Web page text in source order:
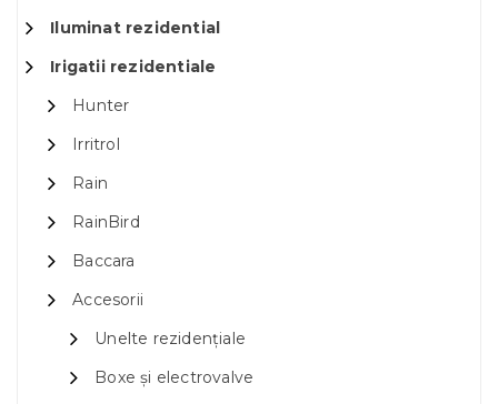
Iluminat rezidential
Irigatii rezidentiale
Hunter
Irritrol
Rain
RainBird
Baccara
Accesorii
Unelte rezidențiale
Boxe și electrovalve